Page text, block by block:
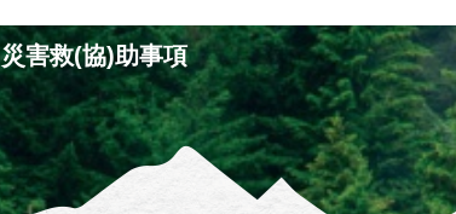
災害救(協)助事項